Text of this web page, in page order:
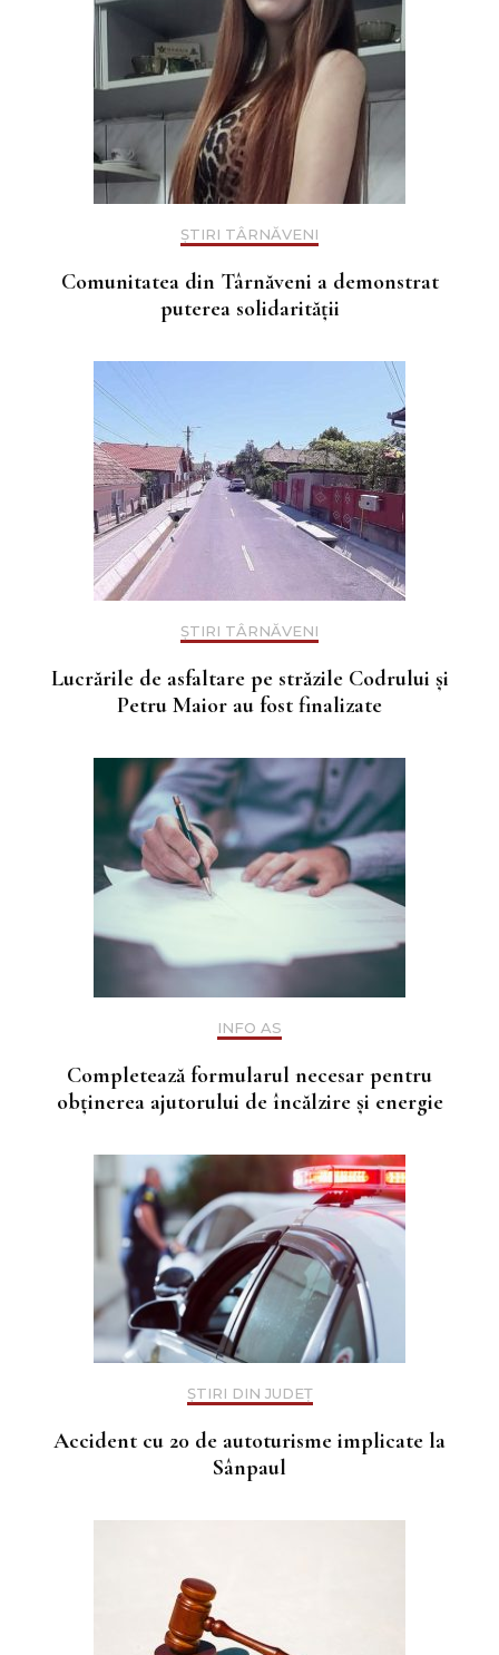
ȘTIRI TÂRNĂVENI
Comunitatea din Târnăveni a demonstrat
puterea solidarității
ȘTIRI TÂRNĂVENI
Lucrările de asfaltare pe străzile Codrului și
Petru Maior au fost finalizate
INFO AS
Completează formularul necesar pentru
obținerea ajutorului de încălzire și energie
ȘTIRI DIN JUDEȚ
Accident cu 20 de autoturisme implicate la
Sânpaul